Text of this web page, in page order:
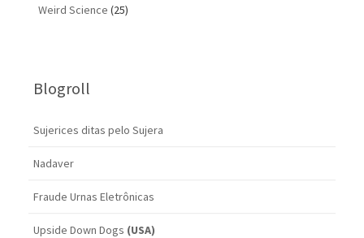
Weird Science (25)
Blogroll
Sujerices ditas pelo Sujera
Nadaver
Fraude Urnas Eletrônicas
Upside Down Dogs (USA)